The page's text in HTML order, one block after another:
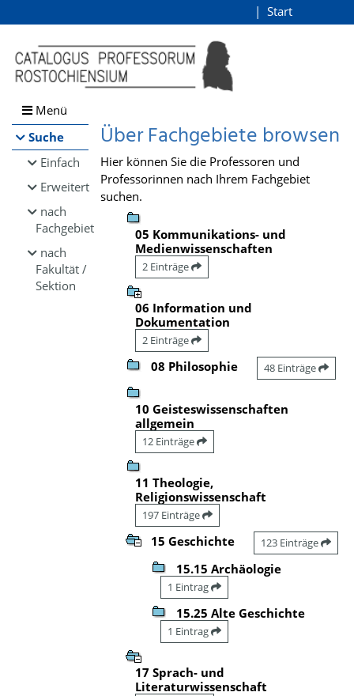
Browsen
direkt zum Inhalt
Start
Menü
Suche
Einfach
Erweitert
nach
Fachgebiet
nach
Fakultät /
Sektion
Über Fachgebiete browsen
Hier können Sie die Professoren und
Professorinnen nach Ihrem Fachgebiet
suchen.
05 Kommunikations- und
Medienwissenschaften
2 Einträge
06 Information und
Dokumentation
2 Einträge
08 Philosophie 48 Einträge
10 Geisteswissenschaften
allgemein
12 Einträge
11 Theologie,
Religionswissenschaft
197 Einträge
15 Geschichte 123 Einträge
15.15 Archäologie
1 Eintrag
15.25 Alte Geschichte
1 Eintrag
17 Sprach- und
Literaturwissenschaft